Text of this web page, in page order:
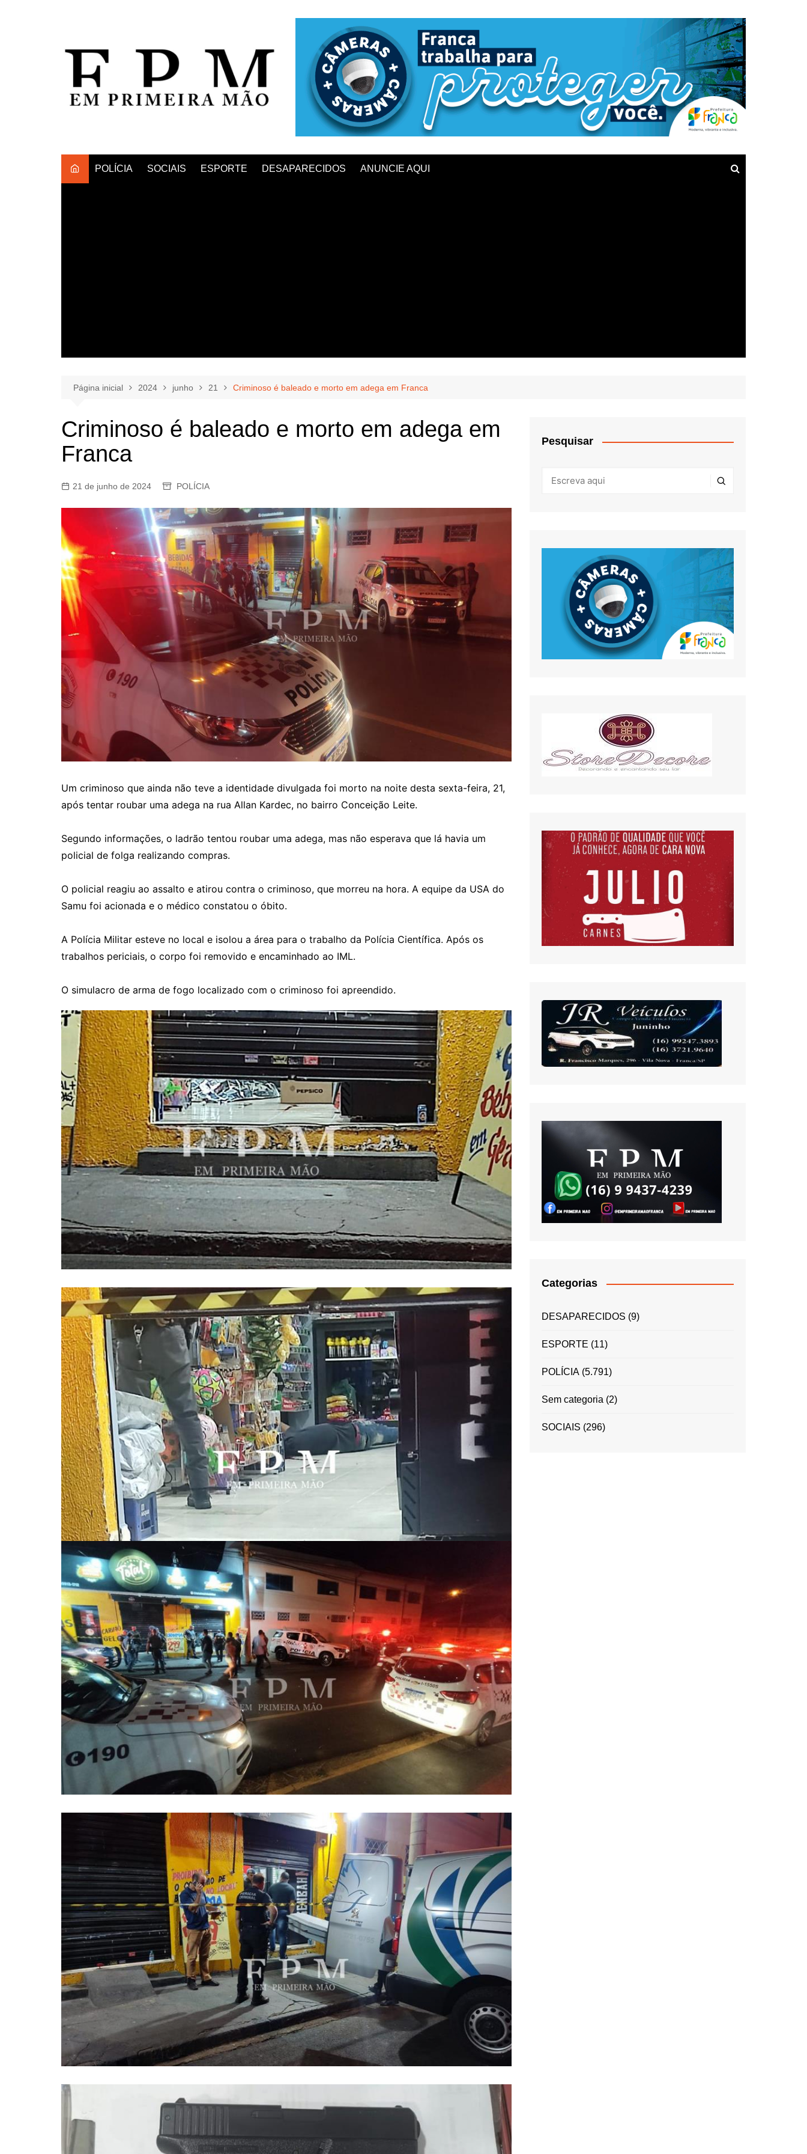
POLÍCIA SOCIAIS ESPORTE DESAPARECIDOS ANUNCIE AQUI
Página inicial 2024 junho 21 Criminoso é baleado e morto em adega em Franca
Criminoso é baleado e morto em adega em
Franca
21 de junho de 2024 POLÍCIA
Um criminoso que ainda não teve a identidade divulgada foi morto na noite desta sexta-feira, 21,
após tentar roubar uma adega na rua Allan Kardec, no bairro Conceição Leite.
Segundo informações, o ladrão tentou roubar uma adega, mas não esperava que lá havia um
policial de folga realizando compras.
O policial reagiu ao assalto e atirou contra o criminoso, que morreu na hora. A equipe da USA do
Samu foi acionada e o médico constatou o óbito.
A Polícia Militar esteve no local e isolou a área para o trabalho da Polícia Científica. Após os
trabalhos periciais, o corpo foi removido e encaminhado ao IML.
O simulacro de arma de fogo localizado com o criminoso foi apreendido.
Pesquisar
Categorias
DESAPARECIDOS (9)
ESPORTE (11)
POLÍCIA (5.791)
Sem categoria (2)
SOCIAIS (296)